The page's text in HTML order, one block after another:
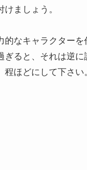
ましょう。
的なキャラクターを
ぎると、それは逆に
ほどにして下さい